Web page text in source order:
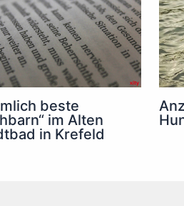
beste
im Alten
in Krefeld